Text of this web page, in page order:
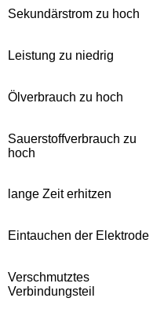
Sekundärstrom zu hoch
Leistung zu niedrig
Ölverbrauch zu hoch
Sauerstoffverbrauch zu
hoch
lange Zeit erhitzen
Eintauchen der Elektrode
Verschmutztes
Verbindungsteil